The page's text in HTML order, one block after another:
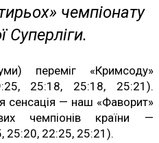
чемпіонату
Суперліги.
переміг «Кримсоду»
25:18, 25:18, 25:21).
сенсація — наш «Фаворит»
чемпіонів країни —
25:20, 22:25, 25:21).